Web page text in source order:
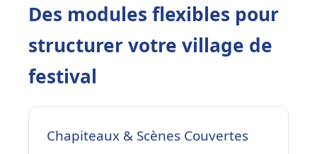
Des modules flexibles pour
structurer votre village de
festival
Chapiteaux & Scènes Couvertes